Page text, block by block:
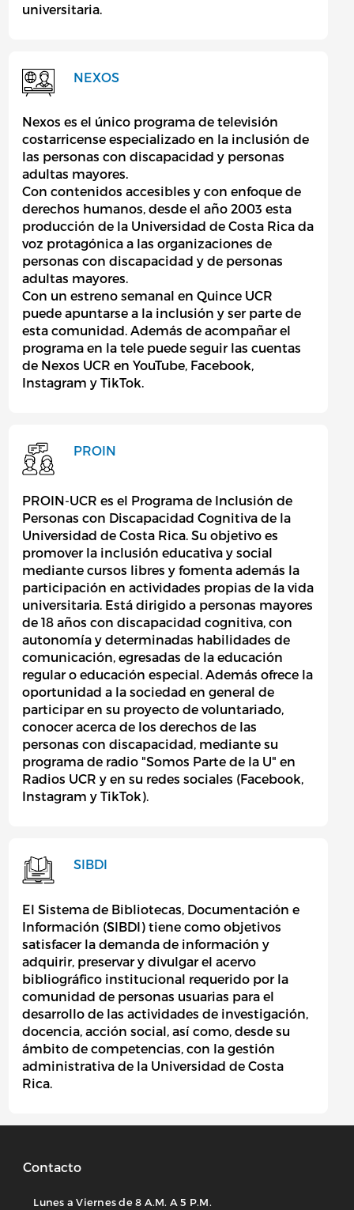
universitaria.
NEXOS
Nexos es el único programa de televisión
costarricense especializado en la inclusión de
las personas con discapacidad y personas
adultas mayores.
Con contenidos accesibles y con enfoque de
derechos humanos, desde el año 2003 esta
producción de la Universidad de Costa Rica da
voz protagónica a las organizaciones de
personas con discapacidad y de personas
adultas mayores.
Con un estreno semanal en Quince UCR
puede apuntarse a la inclusión y ser parte de
esta comunidad. Además de acompañar el
programa en la tele puede seguir las cuentas
de Nexos UCR en YouTube, Facebook,
Instagram y TikTok.
PROIN
PROIN-UCR es el Programa de Inclusión de
Personas con Discapacidad Cognitiva de la
Universidad de Costa Rica. Su objetivo es
promover la inclusión educativa y social
mediante cursos libres y fomenta además la
participación en actividades propias de la vida
universitaria. Está dirigido a personas mayores
de 18 años con discapacidad cognitiva, con
autonomía y determinadas habilidades de
comunicación, egresadas de la educación
regular o educación especial. Además ofrece la
oportunidad a la sociedad en general de
participar en su proyecto de voluntariado,
conocer acerca de los derechos de las
personas con discapacidad, mediante su
programa de radio "Somos Parte de la U" en
Radios UCR y en su redes sociales (Facebook,
Instagram y TikTok).
SIBDI
El Sistema de Bibliotecas, Documentación e
Información (SIBDI) tiene como objetivos
satisfacer la demanda de información y
adquirir, preservar y divulgar el acervo
bibliográfico institucional requerido por la
comunidad de personas usuarias para el
desarrollo de las actividades de investigación,
docencia, acción social, así como, desde su
ámbito de competencias, con la gestión
administrativa de la Universidad de Costa
Rica.
Contacto
Lunes a Viernes de 8 A.M. A 5 P.M.